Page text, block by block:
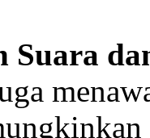
Suara